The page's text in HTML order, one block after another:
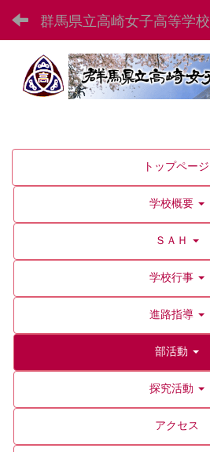
群馬県立高崎女子高等学校
トップページ
学校概要
ＳＡＨ
学校行事
進路指導
部活動
探究活動
アクセス